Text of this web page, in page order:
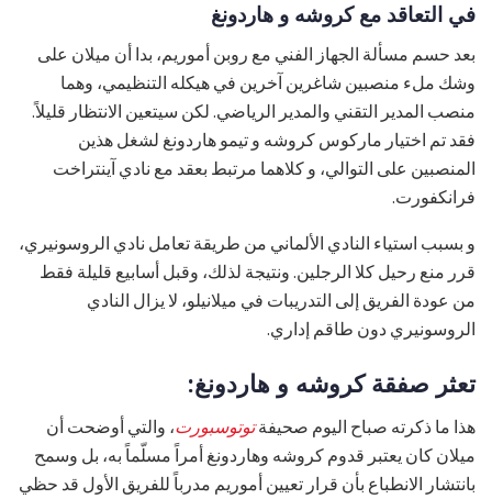
في التعاقد مع كروشه و هاردونغ
بعد حسم مسألة الجهاز الفني مع روبن أموريم، بدا أن ميلان على
وشك ملء منصبين شاغرين آخرين في هيكله التنظيمي، وهما
منصب المدير التقني والمدير الرياضي. لكن سيتعين الانتظار قليلاً.
فقد تم اختيار ماركوس كروشه و تيمو هاردونغ لشغل هذين
المنصبين على التوالي، و كلاهما مرتبط بعقد مع نادي آينتراخت
فرانكفورت.
و بسبب استياء النادي الألماني من طريقة تعامل نادي الروسونيري،
قرر منع رحيل كلا الرجلين. ونتيجة لذلك، وقبل أسابيع قليلة فقط
من عودة الفريق إلى التدريبات في ميلانيلو، لا يزال النادي
الروسونيري دون طاقم إداري.
تعثر صفقة كروشه و هاردونغ:
هذا ما ذكرته صباح اليوم صحيفةتوتوسبورت، والتي أوضحت أن
ميلان كان يعتبر قدوم كروشه وهاردونغ أمراً مسلّماً به، بل وسمح
بانتشار الانطباع بأن قرار تعيين أموريم مدرباً للفريق الأول قد حظي